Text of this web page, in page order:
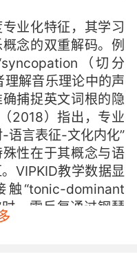
业化特征，其学习
念的双重解码。例
（切分
理解音乐理论中的声
捕捉英文词根的隐
2018）指出，专业
语言表征-文化内化”
性在于其概念与语
VIPKID教学数据显
“tonic-dominant
，需反复通过钢琴
的关联。